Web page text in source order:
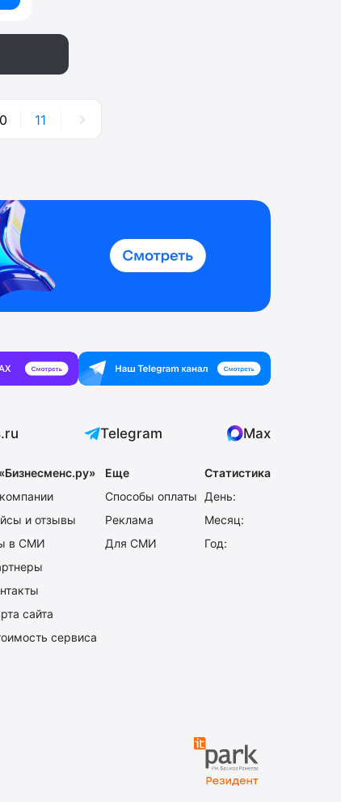
11
Telegram Max
и отзывы
в СМИ
сайта
сервиса
Еще
Способы оплаты
Реклама
Для СМИ
Статистика
День:
Месяц:
Год: